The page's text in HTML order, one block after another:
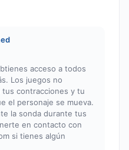
acceso a todos
Los juegos no
contracciones y tu
el personaje se mueva.
la sonda durante tus
en contacto con
si tienes algún